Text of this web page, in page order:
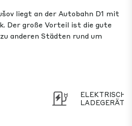
liegt an der Autobahn D1 mit
Der große Vorteil ist die gute
anderen Städten rund um
ELEKTRISCHE
LADEGERÄTE